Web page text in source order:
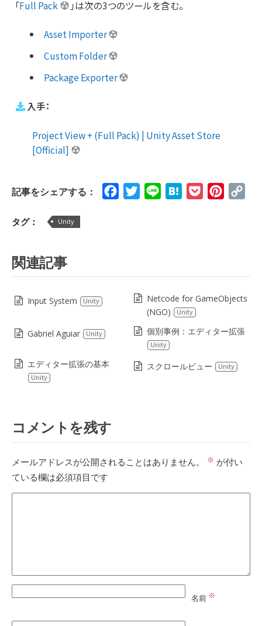
「Full Pack 」は次の3つのツールを含む。
Asset Importer
Custom Folder
Package Exporter
入手：
Project View + (Full Pack) | Unity Asset Store
[Official]
記事をシェアする： FacebookTwitterLine HatenaPocket
タグ： Unity
関連記事
Input System Unity
Netcode for GameObjects
(NGO)
Unity
Gabriel Aguiar Unity 個別事例：エディター拡張
Unity
エディター拡張の基本
Unity
スクロールビュー Unity
コメントを残す
メールアドレスが公開されることはありません。 ※ が付い
ている欄は必須項目です
名前 ※